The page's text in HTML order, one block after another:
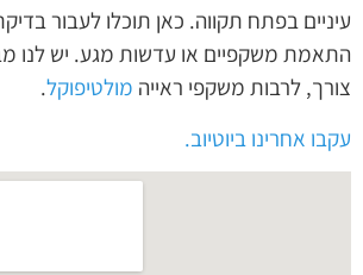
עיניים בפתח תקווה. כאן תוכלו לעבור
התאמת משקפיים או עדשות מגע. יש לנו
צורך, לרבות משקפי ראייה מולטיפוקל.
עקבו אחרינו ביוטיוב.